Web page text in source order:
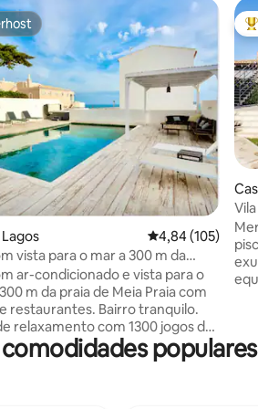
média de 5, 139 avaliações
Lagos 4,84 de uma
4,84 (105)
vista para o mar a 300 m da
jacuzzi e ar condicionado
ar-condicionado e vista para o
m da praia de Meia Praia com
restaurantes. Bairro tranquilo.
relaxamento com 1300 jogos de
dardos, 4 quartos, 4 banheiros,
privativa e barreira de segurança,
comodidades